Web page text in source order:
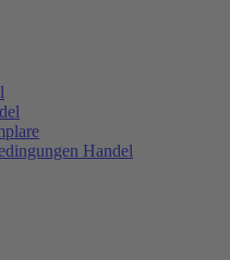
Handel